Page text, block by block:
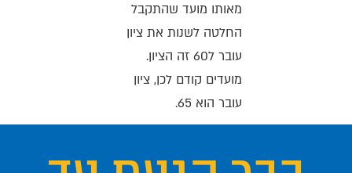
מאותו מועד שהתקבל
החלטה לשנות את ציון
עובר ל60 זה הציון.
מועדים קודם לכן, ציון
עובר הוא 65.